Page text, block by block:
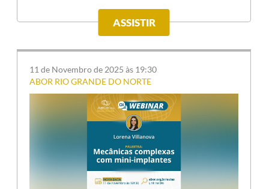
ASSISTIR
11 de Novembro de 2025 às 19:30
ABOR RIO GRANDE DO NORTE